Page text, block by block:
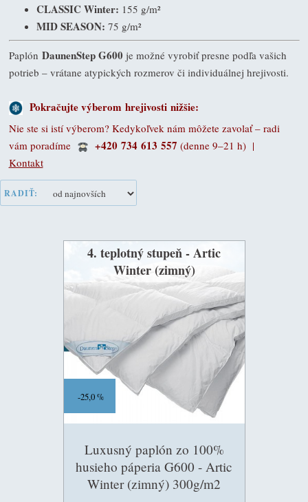
CLASSIC Winter: 155 g/m²
MID SEASON: 75 g/m²
Paplón DaunenStep G600 je možné vyrobiť presne podľa vašich
potrieb – vrátane atypických rozmerov či individuálnej hrejivosti.
Pokračujte výberom hrejivostinižšie:
Nie ste si istí výberom? Kedykoľvek nám môžete zavolať – radi
vám poradíme
+420 734 613 557 (denne 9–21 h)|
Kontakt
RADIŤ:
4. teplotný stupeň - Artic
Winter (zimný)
Luxusný paplón zo 100%
husieho páperia G600 - Artic
Winter (zimný) 300g/m2
25,0 %